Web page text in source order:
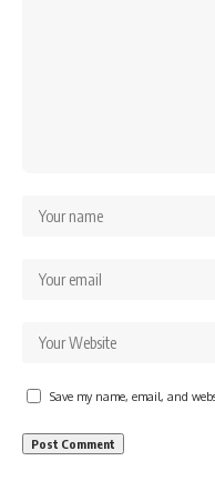
Save my name, email, and